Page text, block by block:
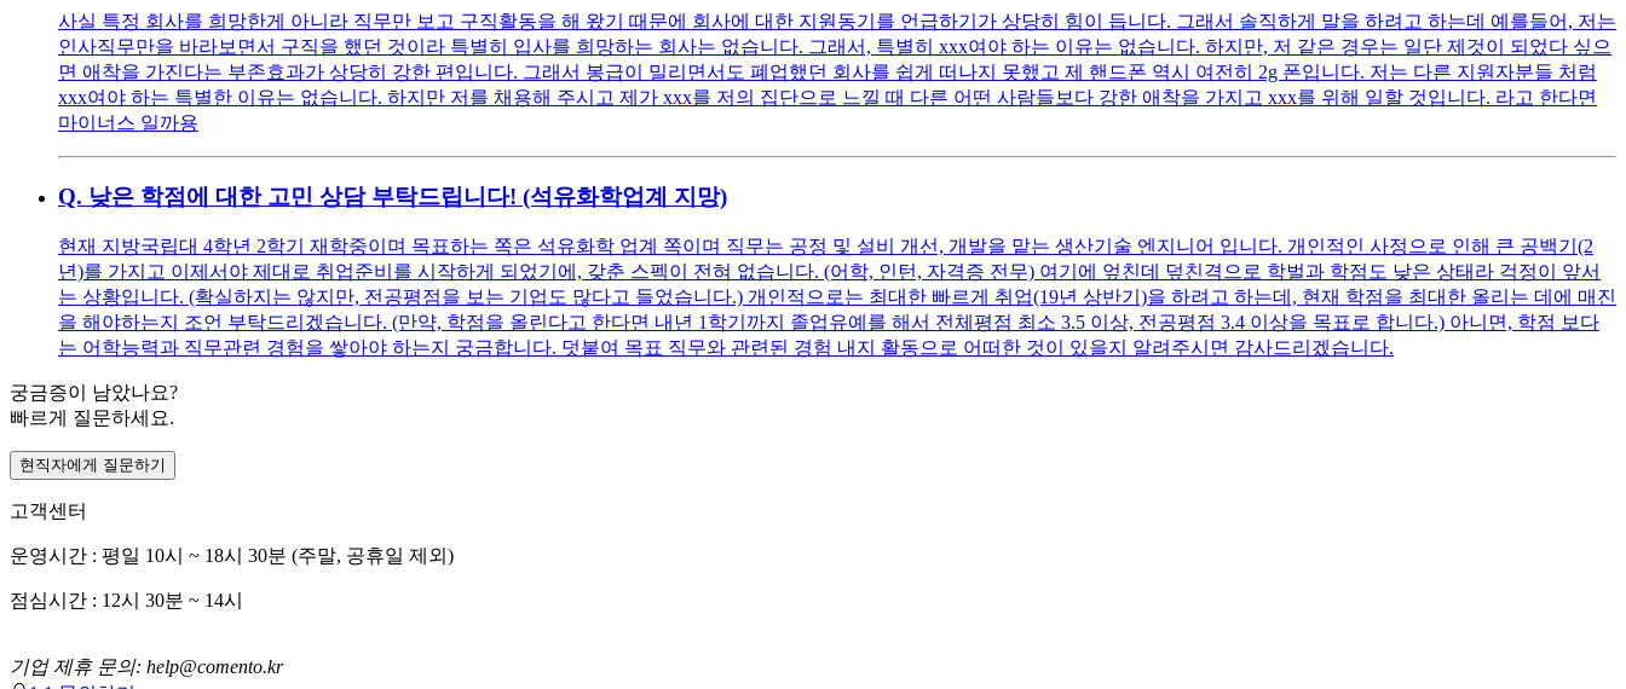
사실 특정 회사를 희망한게 아니라 직무만 보고 구직활동을 해 왔기 때문에 회사에 대한 지원동기를 언급하기가 상당히 힘이 듭니다. 그래서 솔직하게 말을 하려고 하는데 예를들어, 저는
인사직무만을 바라보면서 구직을 했던 것이라 특별히 입사를 희망하는 회사는 없습니다. 그래서, 특별히 xxx여야 하는 이유는 없습니다. 하지만, 저 같은 경우는 일단 제것이 되었다 싶으
면 애착을 가진다는 부존효과가 상당히 강한 편입니다. 그래서 봉급이 밀리면서도 폐업했던 회사를 쉽게 떠나지 못했고 제 핸드폰 역시 여전히 2g 폰입니다. 저는 다른 지원자분들 처럼
xxx여야 하는 특별한 이유는 없습니다. 하지만 저를 채용해 주시고 제가 xxx를 저의 집단으로 느낄 때 다른 어떤 사람들보다 강한 애착을 가지고 xxx를 위해 일할 것입니다. 라고 한다면
마이너스 일까용
Q. 낮은 학점에 대한 고민 상담 부탁드립니다! (석유화학업계 지망)
현재 지방국립대 4학년 2학기 재학중이며 목표하는 쪽은 석유화학 업계 쪽이며 직무는 공정 및 설비 개선, 개발을 맡는 생산기술 엔지니어 입니다. 개인적인 사정으로 인해 큰 공백기(2
년)를 가지고 이제서야 제대로 취업준비를 시작하게 되었기에, 갖춘 스펙이 전혀 없습니다. (어학, 인턴, 자격증 전무) 여기에 엎친데 덮친격으로 학벌과 학점도 낮은 상태라 걱정이 앞서
는 상황입니다. (확실하지는 않지만, 전공평점을 보는 기업도 많다고 들었습니다.) 개인적으로는 최대한 빠르게 취업(19년 상반기)을 하려고 하는데, 현재 학점을 최대한 올리는 데에 매진
을 해야하는지 조언 부탁드리겠습니다. (만약, 학점을 올린다고 한다면 내년 1학기까지 졸업유예를 해서 전체평점 최소 3.5 이상, 전공평점 3.4 이상을 목표로 합니다.) 아니면, 학점 보다
는 어학능력과 직무관련 경험을 쌓아야 하는지 궁금합니다. 덧붙여 목표 직무와 관련된 경험 내지 활동으로 어떠한 것이 있을지 알려주시면 감사드리겠습니다.
궁금증이 남았나요?
빠르게 질문하세요.
현직자에게 질문하기
고객센터
운영시간 : 평일 10시 ~ 18시 30분 (주말, 공휴일 제외)
점심시간 : 12시 30분 ~ 14시
기업 제휴 문의: help@comento.kr